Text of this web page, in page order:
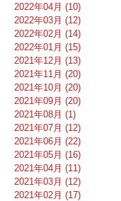
2022年04月 (10)
2022年03月 (12)
2022年02月 (14)
2022年01月 (15)
2021年12月 (13)
2021年11月 (20)
2021年10月 (20)
2021年09月 (20)
2021年08月 (1)
2021年07月 (12)
2021年06月 (22)
2021年05月 (16)
2021年04月 (11)
2021年03月 (12)
2021年02月 (17)